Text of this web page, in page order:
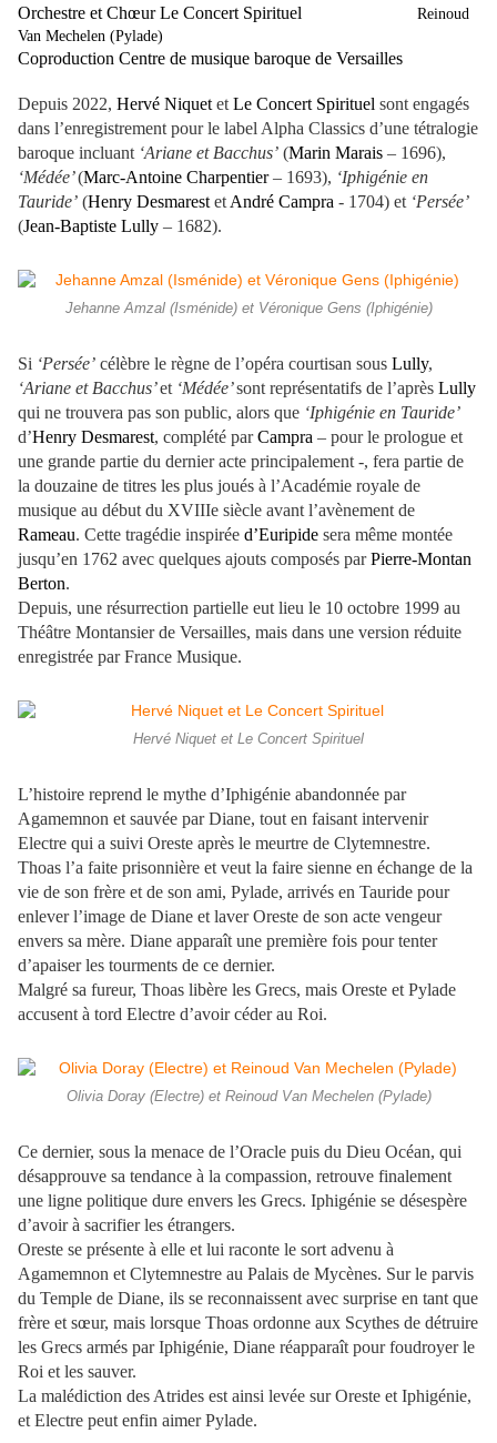
Orchestre et Chœur Le Concert Spirituel
Reinoud
Van Mechelen (Pylade)
Coproduction Centre de musique baroque de Versailles
Depuis 2022, Hervé Niquet et Le Concert Spirituel sont engagés
dans l’enregistrement pour le label Alpha Classics d’une tétralogie
baroque incluant ‘Ariane et Bacchus’ (Marin Marais – 1696),
‘Médée’(Marc-Antoine Charpentier– 1693), ‘Iphigénie en
Tauride’ (Henry Desmarest et André Campra - 1704) et ‘Persée’
(Jean-Baptiste Lully – 1682).
Jehanne Amzal (Isménide) et Véronique Gens (Iphigénie)
Si ‘Persée’ célèbre le règne de l’opéra courtisan sous Lully,
‘Ariane et Bacchus’et ‘Médée’sont représentatifs de l’après Lully
qui ne trouvera pas son public, alors que ‘Iphigénie en Tauride’
d’Henry Desmarest, complété parCampra – pour le prologue et
une grande partie du dernier acte principalement -, fera partie de
la douzaine de titres les plus joués à l’Académie royale de
musique au début du XVIIIe siècle avant l’avènement de
Rameau. Cette tragédie inspirée d’Euripide sera même montée
jusqu’en 1762 avec quelques ajouts composés parPierre-Montan
Berton.
Depuis, une résurrection partielle eut lieu le 10 octobre 1999 au
Théâtre Montansier de Versailles, mais dans une version réduite
enregistrée par France Musique.
Hervé Niquet et Le Concert Spirituel
L’histoire reprend le mythe d’Iphigénie abandonnée par
Agamemnon et sauvée par Diane, tout en faisant intervenir
Electre qui a suivi Oreste après le meurtre de Clytemnestre.
Thoas l’a faite prisonnière et veut la faire sienne en échange de la
vie de son frère et de son ami, Pylade, arrivés en Tauride pour
enlever l’image de Diane et laver Oreste de son acte vengeur
envers sa mère. Diane apparaît une première fois pour tenter
d’apaiser les tourments de ce dernier.
Malgré sa fureur, Thoas libère les Grecs, mais Oreste et Pylade
accusent à tord Electre d’avoir céder au Roi.
Olivia Doray (Electre) et Reinoud Van Mechelen (Pylade)
Ce dernier, sous la menace de l’Oracle puis du Dieu Océan, qui
désapprouve sa tendance à la compassion, retrouve finalement
une ligne politique dure envers les Grecs. Iphigénie se désespère
d’avoir à sacrifier les étrangers.
Oreste se présente à elle et lui raconte le sort advenu à
Agamemnon et Clytemnestre au Palais de Mycènes. Sur le parvis
du Temple de Diane, ils se reconnaissent avec surprise en tant que
frère et sœur, mais lorsque Thoas ordonne aux Scythes de détruire
les Grecs armés par Iphigénie, Diane réapparaît pour foudroyer le
Roi et les sauver.
La malédiction des Atrides est ainsi levée sur Oreste et Iphigénie,
et Electre peut enfin aimer Pylade.